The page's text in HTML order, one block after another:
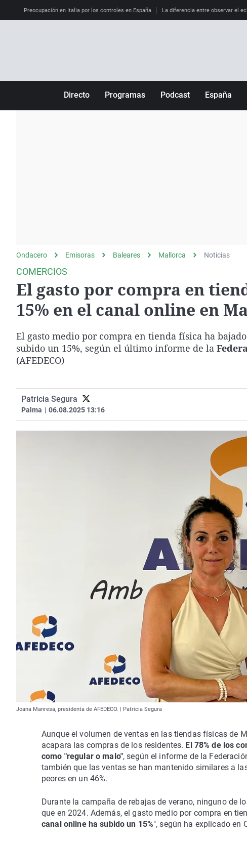
Preocupación en Italia por los controles en España La diferencia entre observar el
Directo Programas Podcast
Negra
España
Ondacero Emisoras Baleares Mallorca Noticias
COMERCIOS
El gasto por compra en
15% en el canal online en
El gasto medio por compra en tienda física ha
subido un 15%, según el último informe de la
(AFEDECO)
Patricia Segura
Palma | 06.08.2025 13:16
Joana Manresa, presidenta de AFEDECO. | Patricia Segura
Aunque el volumen de ventas en las tiendas físicas de
acapara las compras de los residentes. El 78% de los
como "regular o malo", según el informe de la
también que las ventas se han mantenido similares a
peores en un 46%.
Durante la campaña de rebajas de verano, ninguno de
que en 2024. Además, el gasto medio por compra en
canal online ha subido un 15%", según ha explicado en